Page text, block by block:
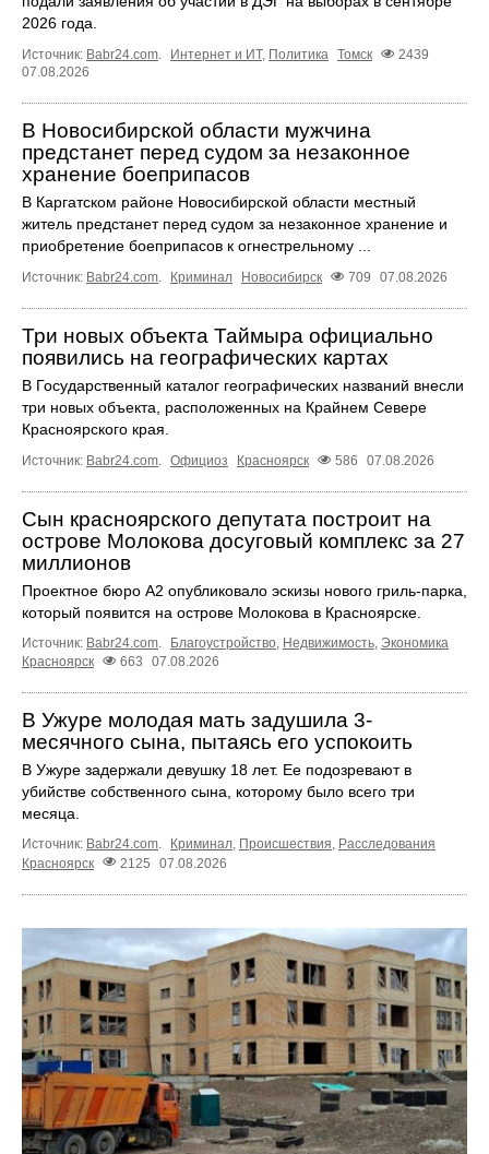
2026 года.
Источник: Babr24.com. Интернет и ИТ, Политика Томск
2439
07.08.2026
В Новосибирской области мужчина
предстанет перед судом за незаконное
хранение боеприпасов
В Каргатском районе Новосибирской области местный
житель предстанет перед судом за незаконное хранение и
приобретение боеприпасов к огнестрельному ...
Источник: Babr24.com. Криминал Новосибирск 709 07.08.2026
Три новых объекта Таймыра официально
появились на географических картах
В Государственный каталог географических названий внесли
три новых объекта, расположенных на Крайнем Севере
Красноярского края.
Источник: Babr24.com. Официоз Красноярск 586 07.08.2026
Сын красноярского депутата построит на
острове Молокова досуговый комплекс за 27
миллионов
Проектное бюро А2 опубликовало эскизы нового гриль-парка,
который появится на острове Молокова в Красноярске.
Источник: Babr24.com. Благоустройство, Недвижимость, Экономика
Красноярск
663 07.08.2026
В Ужуре молодая мать задушила 3-
месячного сына, пытаясь его успокоить
В Ужуре задержали девушку 18 лет. Ее подозревают в
убийстве собственного сына, которому было всего три
месяца.
Источник: Babr24.com. Криминал, Происшествия, Расследования
Красноярск
2125 07.08.2026